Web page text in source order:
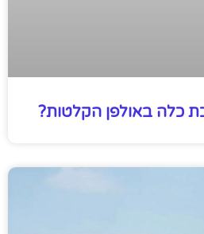
כלה באולפן הקלטות?